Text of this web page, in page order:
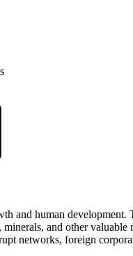
human development.
and other
networks, foreign